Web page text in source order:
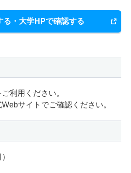
る・大学HPで確認する
利用ください。
サイトでご確認ください。